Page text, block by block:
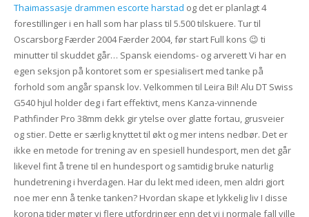
Thaimassasje drammen escorte harstad og det er planlagt 4
forestillinger i en hall som har plass til 5.500 tilskuere. Tur til
Oscarsborg Færder 2004 Færder 2004, før start Full kons 😉 ti
minutter til skuddet går… Spansk eiendoms- og arverett Vi har en
egen seksjon på kontoret som er spesialisert med tanke på
forhold som angår spansk lov. Velkommen til Leira Bil! Alu DT Swiss
G540 hjul holder deg i fart effektivt, mens Kanza-vinnende
Pathfinder Pro 38mm dekk gir ytelse over glatte fortau, grusveier
og stier. Dette er særlig knyttet til økt og mer intens nedbør. Det er
ikke en metode for trening av en spesiell hundesport, men det går
likevel fint å trene til en hundesport og samtidig bruke naturlig
hundetrening i hverdagen. Har du lekt med ideen, men aldri gjort
noe mer enn å tenke tanken? Hvordan skape et lykkelig liv I disse
korona tider møter vi flere utfordringer enn det vi i normale fall ville